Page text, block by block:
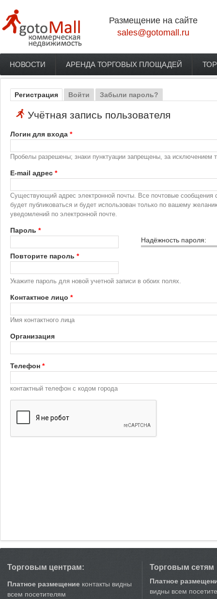
Размещение на сайте
sales@gotomall.ru
Главное меню
НОВОСТИ АРЕНДА ТОРГОВЫХ ПЛОЩАДЕЙ
Главные вкладки
Регистрация (активная вкладка)
Войти Забыли пароль?
Учётная запись пользователя
Логин для входа *
Пробелы разрешены; знаки пунктуации запрещены, за исключением
E-mail адрес *
Существующий адрес электронной почты. Все почтовые сообщения
будет публиковаться и будет использован только по вашему
уведомлений по электронной почте.
Надёжность пароля:
Пароль *
Повторите пароль *
Укажите пароль для новой учетной записи в обоих полях.
Контактное лицо *
Имя контактного лица
Организация
Телефон *
контактный телефон с кодом города
Торговым центрам:
Платное размещение контакты видны
всем посетителям
Торговым сетям
Платное
видны всем